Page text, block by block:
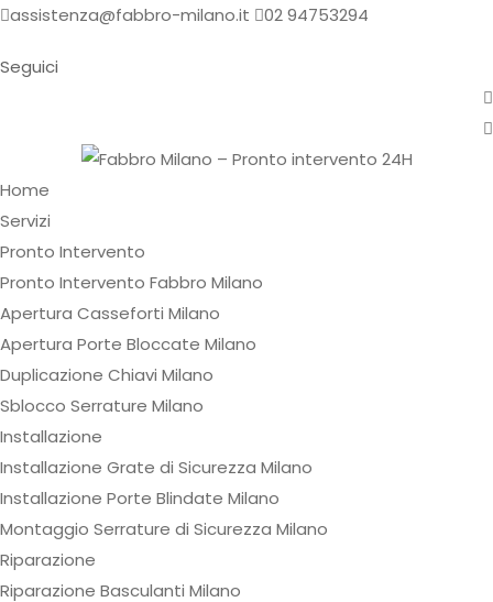
assistenza@fabbro-milano.it 02 94753294
Seguici
Home
Servizi
Pronto Intervento
Pronto Intervento Fabbro Milano
Apertura Casseforti Milano
Apertura Porte Bloccate Milano
Duplicazione Chiavi Milano
Sblocco Serrature Milano
Installazione
Installazione Grate di Sicurezza Milano
Installazione Porte Blindate Milano
Montaggio Serrature di Sicurezza Milano
Riparazione
Riparazione Basculanti Milano